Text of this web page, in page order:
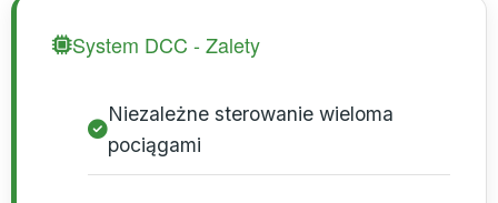
System DCC - Zalety
Niezależne sterowanie wieloma
pociągami